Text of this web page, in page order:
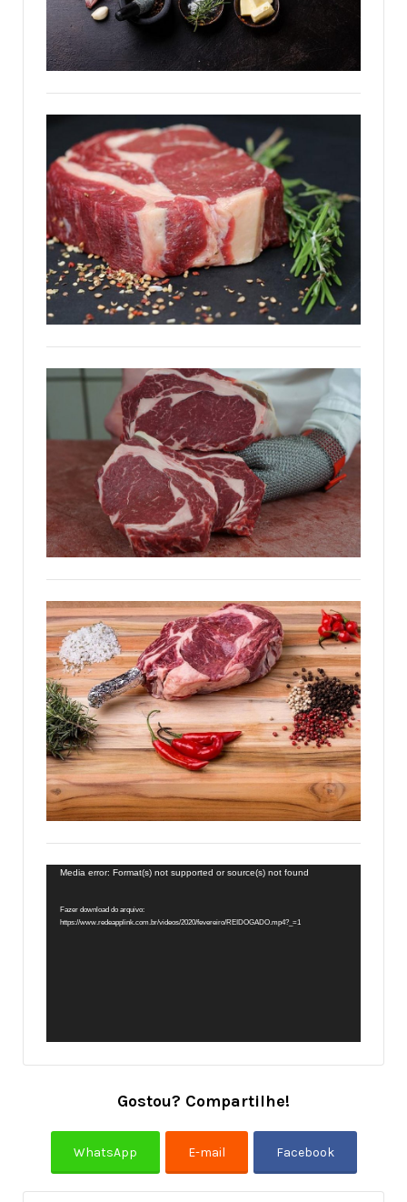
Tocador
vídeo
Media error: Format(s) not supported or source(s) not found
Fazer download do arquivo:
https://www.redeapplink.com.br/videos/2020/fevereiro/REIDOGADO.mp4?_=1
Gostou? Compartilhe!